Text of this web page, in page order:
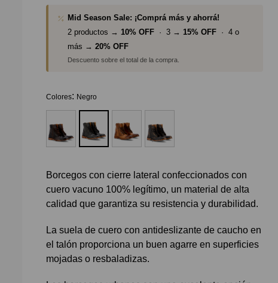
Mid Season Sale: ¡Comprá más y ahorrá!
2 productos → 10% OFF· 3 → 15% OFF· 4 o
más → 20% OFF
Descuento sobre el total de la compra.
Colores: Negro
Borcegos con cierre lateral confeccionados con
cuero vacuno 100% legítimo, un material de alta
calidad que garantiza su resistencia y durabilidad.
La suela de cuero con antideslizante de caucho en
el talón proporciona un buen agarre en superficies
mojadas o resbaladizas.